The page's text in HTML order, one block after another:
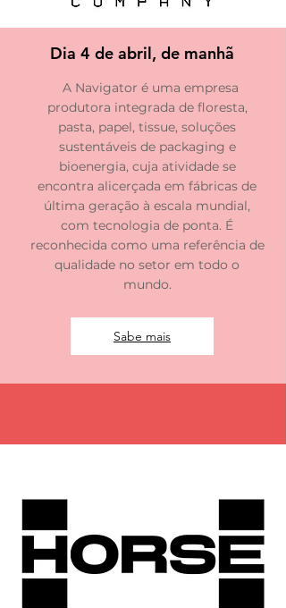
Dia 4 de abril, de manhã
A Navigator é uma empresa
produtora integrada de floresta,
pasta, papel, tissue, soluções
sustentáveis de packaging e
bioenergia, cuja atividade se
encontra alicerçada em fábricas de
última geração à escala mundial,
com tecnologia de ponta. É
reconhecida como uma referência de
qualidade no setor em todo o
mundo.
Sabe mais